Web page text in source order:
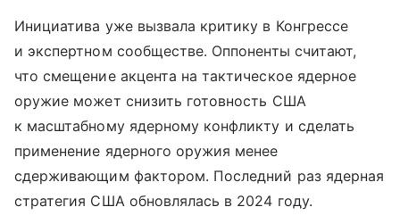
Инициатива уже вызвала критику в Конгрессе
и экспертном сообществе. Оппоненты считают,
что смещение акцента на тактическое ядерное
оружие может снизить готовность США
к масштабному ядерному конфликту и сделать
применение ядерного оружия менее
сдерживающим фактором. Последний раз ядерная
стратегия США обновлялась в 2024 году.